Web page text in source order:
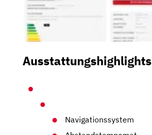
Ausstattungshighlights
Navigationssystem